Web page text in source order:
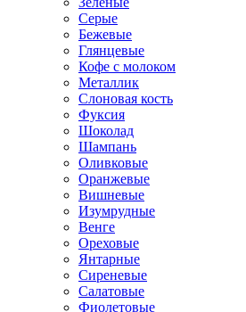
Серые
Бежевые
Глянцевые
Кофе с молоком
Металлик
Слоновая кость
Фуксия
Шоколад
Шампань
Оливковые
Оранжевые
Вишневые
Изумрудные
Венге
Ореховые
Янтарные
Сиреневые
Салатовые
Фиолетовые